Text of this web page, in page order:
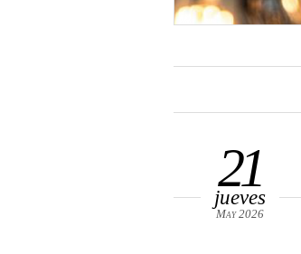
21
jueves
May 2026